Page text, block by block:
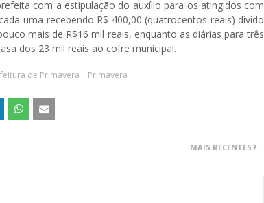
com a estipulação do auxílio para os atingidos com
uma recebendo R$ 400,00 (quatrocentos reais) divido
mais de R$16 mil reais, enquanto as diárias para três
dos 23 mil reais ao cofre municipal.
de Primavera Primavera
MAIS RECENTES